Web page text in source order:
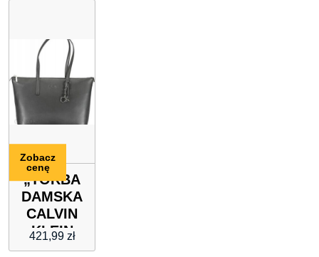
„TORBA
DAMSKA
CALVIN
KLEIN
CZARNA”
421,99 zł
Zobacz
cenę